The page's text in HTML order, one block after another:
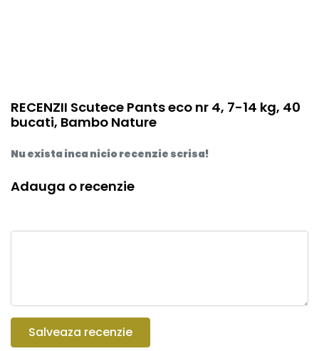
RECENZII Scutece Pants eco nr 4, 7-14 kg, 40
bucati, Bambo Nature
Nu exista inca nicio recenzie scrisa!
Adauga o recenzie
Salveaza recenzie